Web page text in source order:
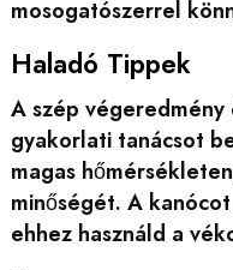
mosogatószerrel
Haladó Tippek
A szép
gyakorlati tanácsot
magas
minőségét. A
ehhez használd a